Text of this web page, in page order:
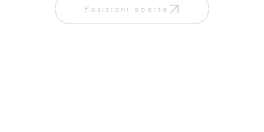
Posizioni aperte